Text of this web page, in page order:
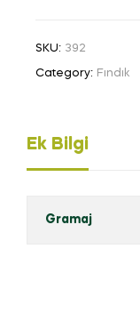
SKU: 392
Category: Fındık
Ek Bilgi
Gramaj